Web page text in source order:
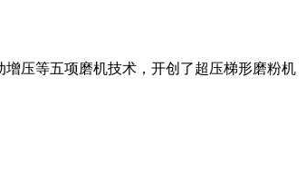
压等五项磨机技术，开创了超压梯形磨粉机